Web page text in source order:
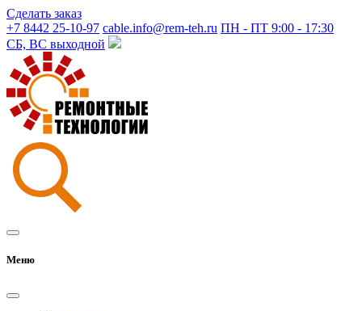
Сделать заказ
+7 8442 25-10-97 cable.info@rem-teh.ru ПН - ПТ 9:00 - 17:30
СБ, ВС выходной
Меню